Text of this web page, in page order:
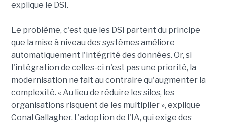
explique le DSI.
Le problème, c'est que les DSI partent du principe
que la mise à niveau des systèmes améliore
automatiquement l'intégrité des données. Or, si
l'intégration de celles-ci n'est pas une priorité, la
modernisation ne fait au contraire qu'augmenter la
complexité. « Au lieu de réduire les silos, les
organisations risquent de les multiplier », explique
Conal Gallagher. L'adoption de l'IA, qui exige des